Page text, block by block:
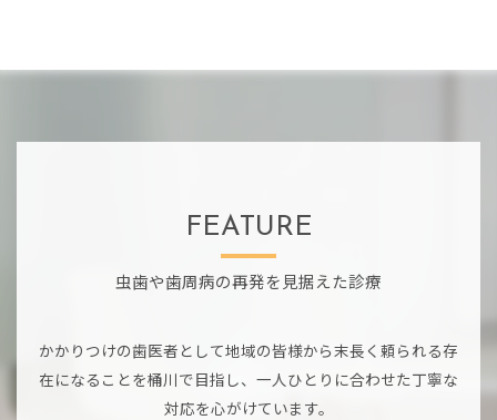
虫歯や歯周病の再発を見据えた診療
FEATURE
かかりつけの歯医者として地域の皆様から末長く頼られる存
在になることを桶川で目指し、一人ひとりに合わせた丁寧な
対応を心がけています。